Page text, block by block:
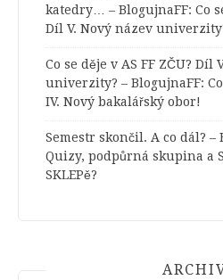
katedry… – BlogujnaFF: Co
Díl V. Nový název
Co se děje v AS FF ZČU? Díl
univerzity? – BlogujnaFF:
IV. Nový bakalářský obor!
Semestr skončil. A co dál? –
Quizy, podpůrná skupina a
SKLEPě?